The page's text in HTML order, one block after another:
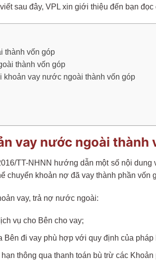
sau đây, VPL xin giới thiệu đến bạn
thành vốn góp
thành vốn góp
khoản vay nước ngoài thành vốn góp
vay nước ngoài thành
TT-NHNN hướng dẫn một số nội
chuyển khoản nợ đã vay thành phần vốn
vay, trả nợ nước ngoài:
vụ cho Bên cho vay;
Bên đi vay phù hợp với quy định của pháp
thông qua thanh toán bù trừ các